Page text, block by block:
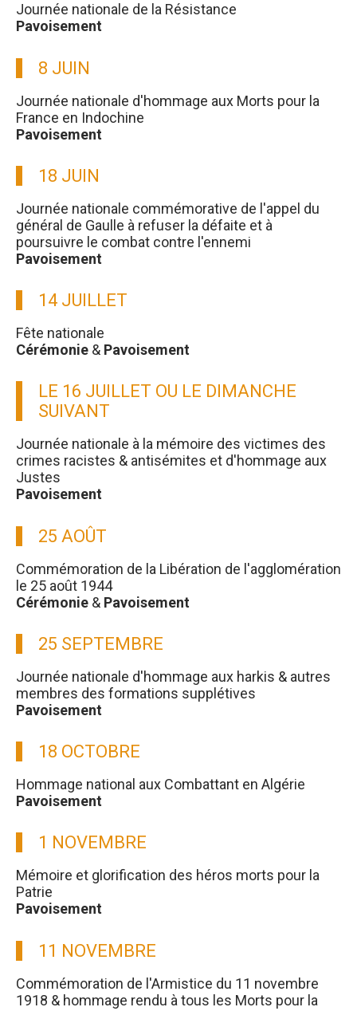
Journée nationale de la Résistance
Pavoisement
8 JUIN
Journée nationale d'hommage aux Morts pour la
France en Indochine
Pavoisement
18 JUIN
Journée nationale commémorative de l'appel du
général de Gaulle à refuser la défaite et à
poursuivre le combat contre l'ennemi
Pavoisement
14 JUILLET
Fête nationale
Cérémonie & Pavoisement
LE 16 JUILLET OU LE DIMANCHE
SUIVANT
Journée nationale à la mémoire des victimes des
crimes racistes & antisémites et d'hommage aux
Justes
Pavoisement
25 AOÛT
Commémoration de la Libération de l'agglomération
le 25 août 1944
Cérémonie & Pavoisement
25 SEPTEMBRE
Journée nationale d'hommage aux harkis & autres
membres des formations supplétives
Pavoisement
18 OCTOBRE
Hommage national aux Combattant en Algérie
Pavoisement
1 NOVEMBRE
Mémoire et glorification des héros morts pour la
Patrie
Pavoisement
11 NOVEMBRE
Commémoration de l'Armistice du 11 novembre
1918 & hommage rendu à tous les Morts pour la